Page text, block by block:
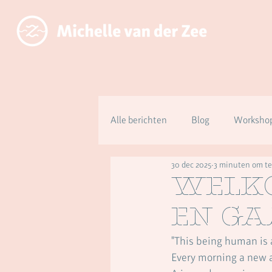
Alle berichten Blog
Over aanwezig zijn ipv
en
30 dec 2025 3 minuten om
"This being human is
Every morning a new